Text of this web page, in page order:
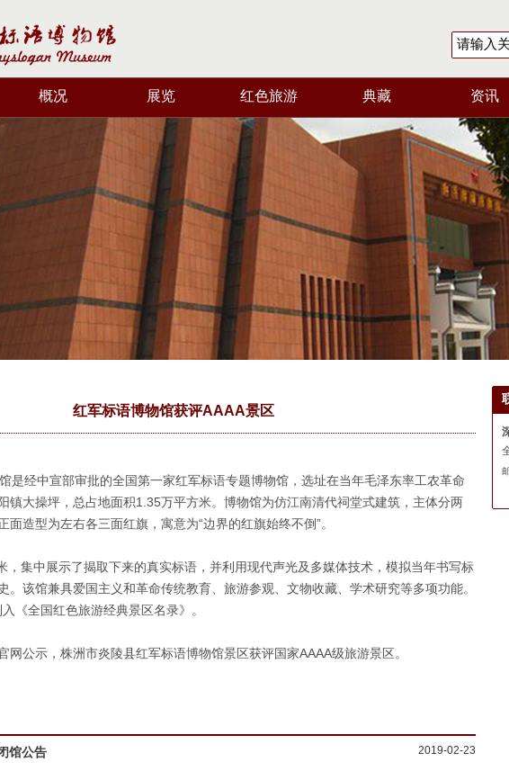
概况 展览 红色旅游 典藏 资讯
红军标语博物馆获评AAAA景区
是经中宣部审批的全国第一家红军标语专题博物馆，选址在当年毛泽东率工农革命
镇大操坪，总占地面积1.35万平方米。博物馆为仿江南清代祠堂式建筑，主体分两
面造型为左右各三面红旗，寓意为“边界的红旗始终不倒”。
集中展示了揭取下来的真实标语，并利用现代声光及多媒体技术，模拟当年书写标
。该馆兼具爱国主义和革命传统教育、旅游参观、文物收藏、学术研究等多项功能。
《全国红色旅游经典景区名录》。
公示，株洲市炎陵县红军标语博物馆景区获评国家AAAA级旅游景区。
馆公告 2019-02-23